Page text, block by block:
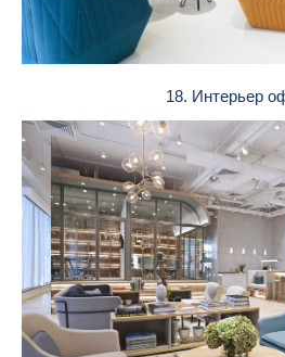
18. Интерьер